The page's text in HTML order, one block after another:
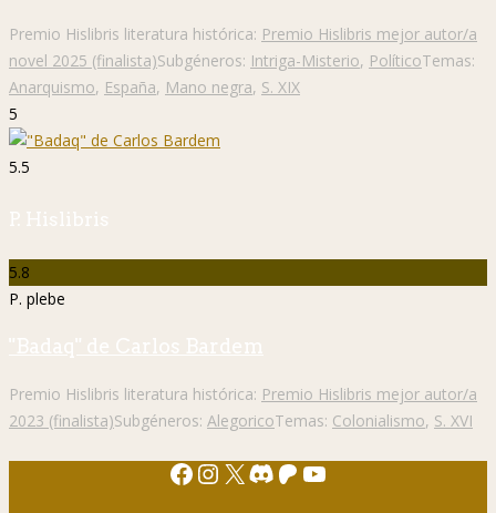
Premio Hislibris literatura histórica: Premio Hislibris mejor autor/a
novel 2025 (finalista)Subgéneros: Intriga-Misterio, PolíticoTemas:
Anarquismo, España, Mano negra, S. XIX
5
5.5
P. Hislibris
5.8
P. plebe
"Badaq" de Carlos Bardem
Premio Hislibris literatura histórica: Premio Hislibris mejor autor/a
2023 (finalista)Subgéneros: AlegoricoTemas: Colonialismo, S. XVI
Facebook
Instagram
X Discord
Patreon
YouTube